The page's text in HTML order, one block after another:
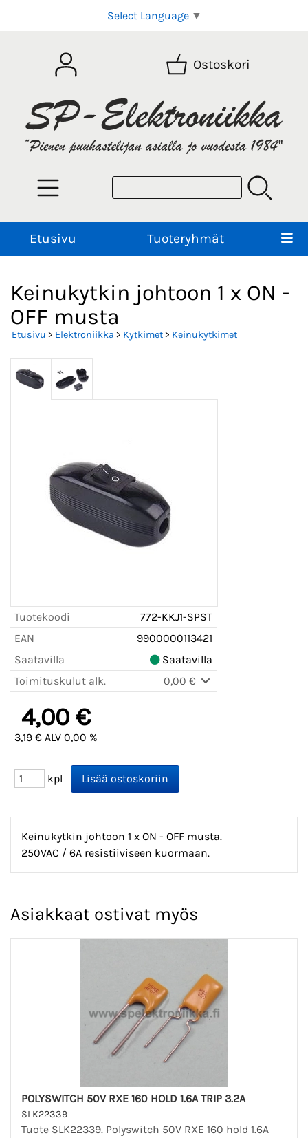
Select Language ▼
Ostoskori
Etusivu Tuoteryhmät
Keinukytkin johtoon 1 x ON -
OFF musta
Etusivu > Elektroniikka > Kytkimet> Keinukytkimet
Tuotekoodi
772-KKJ1-SPST
EAN
9900000113421
Saatavilla
Saatavilla
Toimituskulut alk.
0,00 €
4,00 €
3,19 € ALV 0,00 %
kpl
Keinukytkin johtoon 1 x ON - OFF musta.
250VAC / 6A resistiiviseen kuormaan.
Asiakkaat ostivat myös
POLYSWITCH 50V RXE 160 HOLD 1.6A TRIP 3.2A
SLK22339
Tuote SLK22339. Polyswitch 50V RXE 160 hold 1.6A